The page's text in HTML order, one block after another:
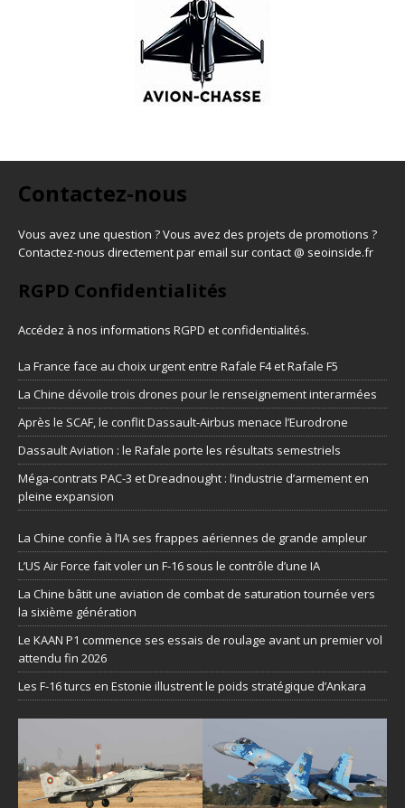
Contactez-nous
Vous avez une question ? Vous avez des projets de promotions ?
Contactez-nous directement par email sur contact @ seoinside.fr
RGPD Confidentialités
Accédez à nos informations RGPD et confidentialités.
La France face au choix urgent entre Rafale F4 et Rafale F5
La Chine dévoile trois drones pour le renseignement interarmées
Après le SCAF, le conflit Dassault-Airbus menace l’Eurodrone
Dassault Aviation : le Rafale porte les résultats semestriels
Méga-contrats PAC-3 et Dreadnought : l’industrie d’armement en
pleine expansion
La Chine confie à l’IA ses frappes aériennes de grande ampleur
L’US Air Force fait voler un F-16 sous le contrôle d’une IA
La Chine bâtit une aviation de combat de saturation tournée vers
la sixième génération
Le KAAN P1 commence ses essais de roulage avant un premier vol
attendu fin 2026
Les F-16 turcs en Estonie illustrent le poids stratégique d’Ankara